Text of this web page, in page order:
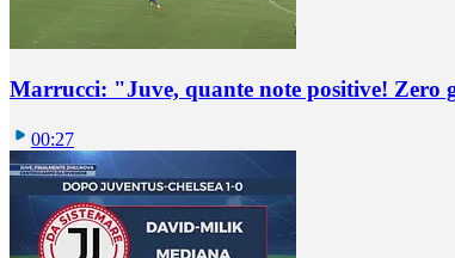
Marrucci: "Juve, quante note positive! Zero
00:27